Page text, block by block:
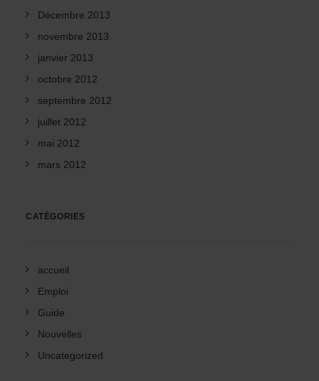
Décembre 2013
novembre 2013
janvier 2013
octobre 2012
septembre 2012
juillet 2012
mai 2012
mars 2012
CATÉGORIES
accueil
Emploi
Guide
Nouvelles
Uncategorized